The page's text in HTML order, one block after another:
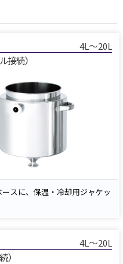
4L～20L
接続）
スに、保温・冷却用ジャケッ
スムーズな排出作業に対応し
4L～20L
）